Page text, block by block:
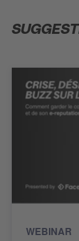
WEBINAR